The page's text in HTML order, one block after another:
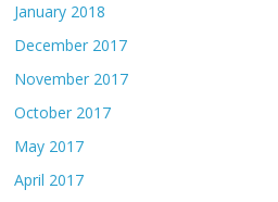
January 2018
December 2017
November 2017
October 2017
May 2017
April 2017